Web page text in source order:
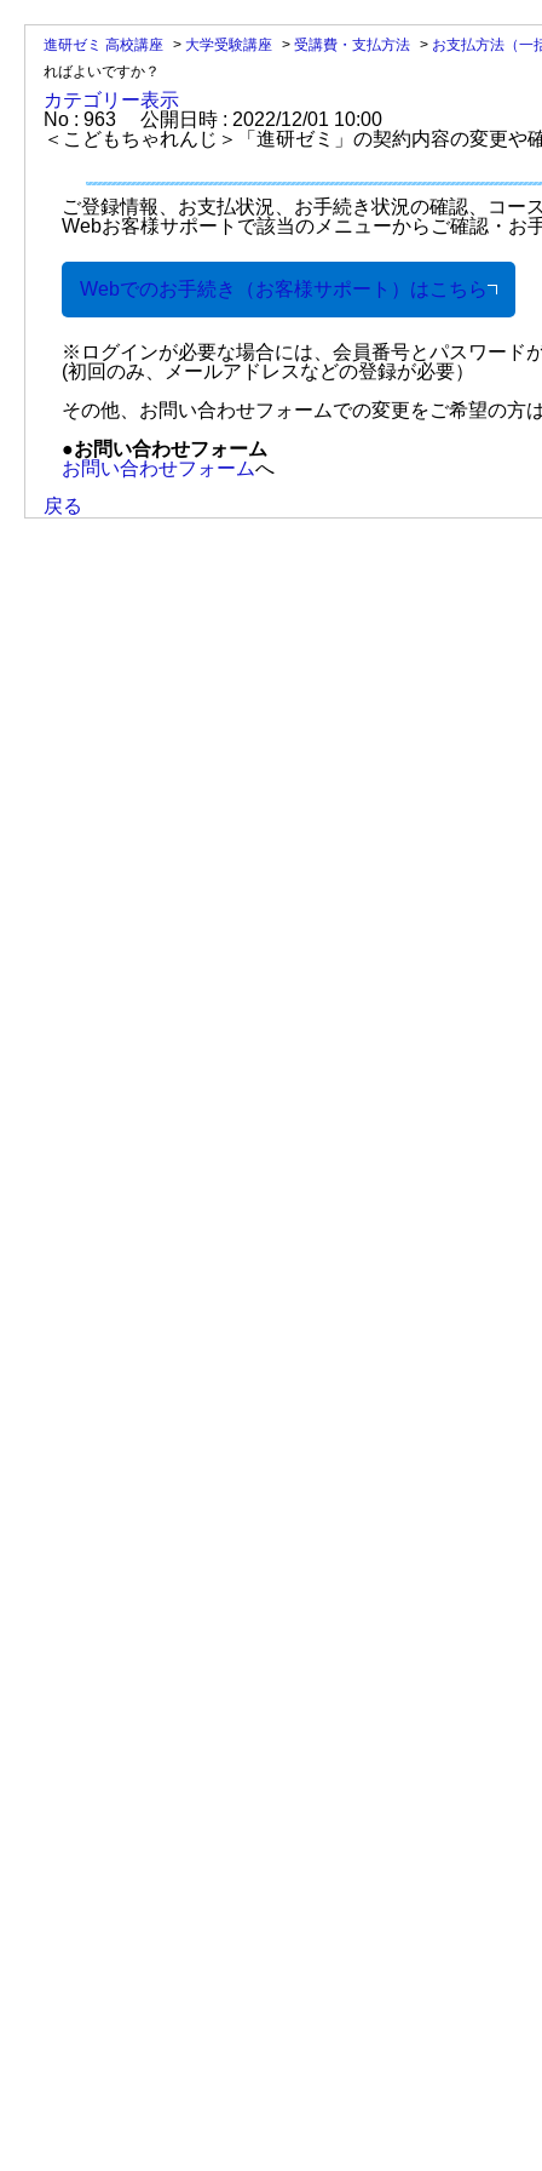
進研ゼミ 高校講座 > 大学受験講座 > 受講費・支払方法 > お支払方法（一
ればよいですか？
カテゴリー表示
No : 963
公開日時 : 2022/12/01 10:00
＜こどもちゃれんじ＞「進研ゼミ」の契約内容の変更や
ご登録情報、お支払状況、お手続き状況の確認、コー
Webお客様サポートで該当のメニューからご確認・お
Webでのお手続き（お客様サポート）はこちら
※ログインが必要な場合には、会員番号とパスワード
(初回のみ、メールアドレスなどの登録が必要）
その他、お問い合わせフォームでの変更をご希望の方
●お問い合わせフォーム
お問い合わせフォームへ
戻る